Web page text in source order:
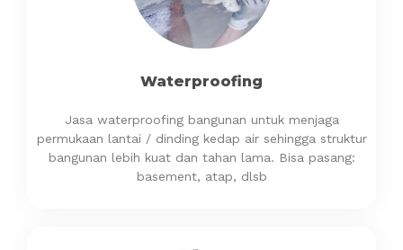
Waterproofing
Jasa waterproofing bangunan untuk menjaga
permukaan lantai / dinding kedap air sehingga struktur
bangunan lebih kuat dan tahan lama. Bisa pasang:
basement, atap, dlsb